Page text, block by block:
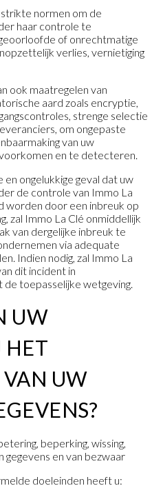
normen om de
haar controle te
of onrechtmatige
verlies, vernietiging
ook maatregelen van
aard zoals encryptie,
strenge selectie
om ongepaste
van uw
en te detecteren.
en ongelukkige geval dat uw
de controle van Immo La
worden door een inbreuk op
zal Immo La Clé onmiddellijk
van dergelijke inbreuk te
via adequate
Indien nodig, zal Immo La
dit incident in
toepasselijke wetgeving.
UW
HET
UW
beperking, wissing,
gegevens en van bezwaar
doeleinden heeft u: